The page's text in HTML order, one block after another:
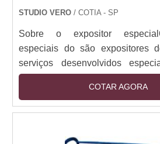
STUDIO VERO / COTIA - SP
Sobre o expositor
especiais do são expositores
serviços desenvolvidos
clientes. Os expositores são
levar informações, características,
até mesmo promoções
tipo especiais recebem esse
COTAR AGORA